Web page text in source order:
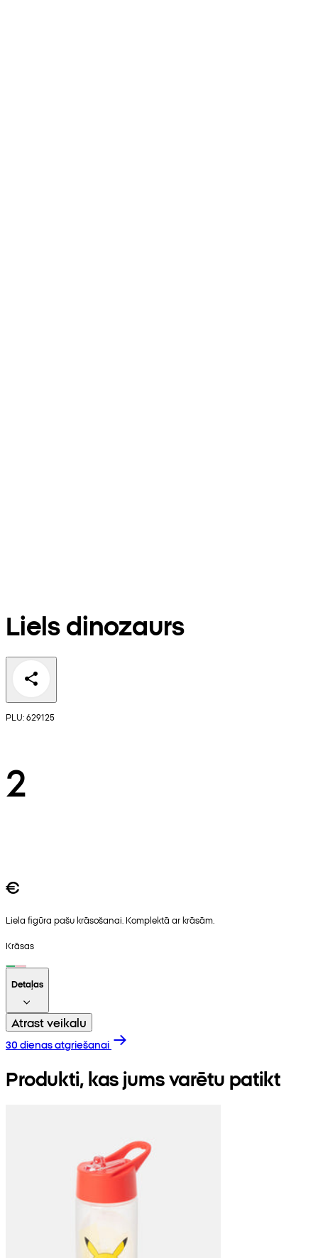
Liels dinozaurs
PLU: 629125
2
€
Liela figūra pašu krāsošanai. Komplektā ar krāsām.
Krāsas
Detaļas
Atrast veikalu
30 dienas atgriešanai
Produkti, kas jums varētu patikt